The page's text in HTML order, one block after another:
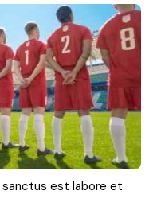
est labore et